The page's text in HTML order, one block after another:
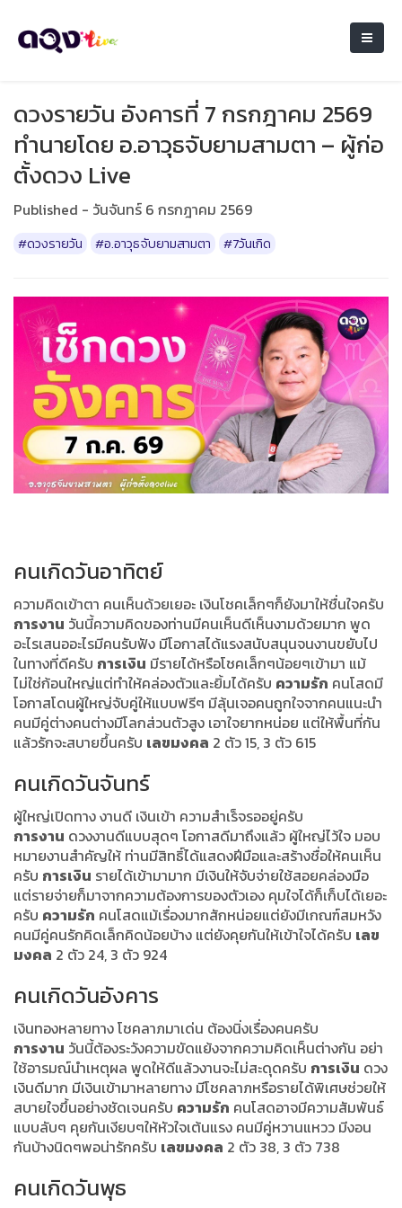
ดวงรายวัน อังคารที่ 7 กรกฎาคม 2569
ทำนายโดย อ.อาวุธจับยามสามตา – ผู้ก่อ
ตั้งดวง Live
Published - วันจันทร์ 6 กรกฎาคม 2569
#ดวงรายวัน #อ.อาวุธจับยามสามตา #7วันเกิด
คนเกิดวันอาทิตย์
ความคิดเข้าตา คนเห็นด้วยเยอะ เงินโชคเล็กๆก็ยังมาให้ชื่นใจครับ
การงาน วันนี้ความคิดของท่านมีคนเห็นดีเห็นงามด้วยมาก พูด
อะไรเสนออะไรมีคนรับฟัง มีโอกาสได้แรงสนับสนุนจนงานขยับไป
ในทางที่ดีครับ การเงิน มีรายได้หรือโชคเล็กๆน้อยๆเข้ามา แม้
ไม่ใช่ก้อนใหญ่แต่ทำให้คล่องตัวและยิ้มได้ครับ ความรัก คนโสดมี
โอกาสโดนผู้ใหญ่จับคู่ให้แบบฟรีๆ มีลุ้นเจอคนถูกใจจากคนแนะนำ
คนมีคู่ต่างคนต่างมีโลกส่วนตัวสูง เอาใจยากหน่อย แต่ให้พื้นที่กัน
แล้วรักจะสบายขึ้นครับ เลขมงคล 2 ตัว 15, 3 ตัว 615
คนเกิดวันจันทร์
ผู้ใหญ่เปิดทาง งานดี เงินเข้า ความสำเร็จรออยู่ครับ
การงาน ดวงงานดีแบบสุดๆ โอกาสดีมาถึงแล้ว ผู้ใหญ่ไว้ใจ มอบ
หมายงานสำคัญให้ ท่านมีสิทธิ์ได้แสดงฝีมือและสร้างชื่อให้คนเห็น
ครับ การเงิน รายได้เข้ามามาก มีเงินให้จับจ่ายใช้สอยคล่องมือ
แต่รายจ่ายก็มาจากความต้องการของตัวเอง คุมใจได้ก็เก็บได้เยอะ
ครับ ความรัก คนโสดแม้เรื่องมากสักหน่อยแต่ยังมีเกณฑ์สมหวัง
คนมีคู่คนรักคิดเล็กคิดน้อยบ้าง แต่ยังคุยกันให้เข้าใจได้ครับ เลข
มงคล 2 ตัว 24, 3 ตัว 924
คนเกิดวันอังคาร
เงินทองหลายทาง โชคลาภมาเด่น ต้องนิ่งเรื่องคนครับ
การงาน วันนี้ต้องระวังความขัดแย้งจากความคิดเห็นต่างกัน อย่า
ใช้อารมณ์นำเหตุผล พูดให้ดีแล้วงานจะไม่สะดุดครับ การเงิน ดวง
เงินดีมาก มีเงินเข้ามาหลายทาง มีโชคลาภหรือรายได้พิเศษช่วยให้
สบายใจขึ้นอย่างชัดเจนครับ ความรัก คนโสดอาจมีความสัมพันธ์
แบบลับๆ คุยกันเงียบๆให้หัวใจเต้นแรง คนมีคู่หวานแหวว มีงอน
กันบ้างนิดๆพอน่ารักครับ เลขมงคล 2 ตัว 38, 3 ตัว 738
คนเกิดวันพุธ